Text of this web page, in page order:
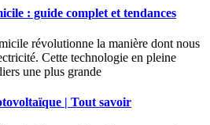
: guide complet et tendances
révolutionne la manière dont nous
Cette technologie en pleine
une plus grande
| Tout savoir